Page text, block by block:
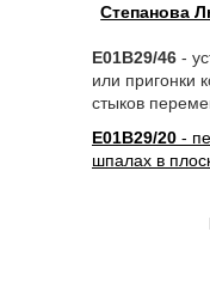
Степанова
E01B29/46 -
или пригонки
стыков
E01B29/20 -
шпалах в